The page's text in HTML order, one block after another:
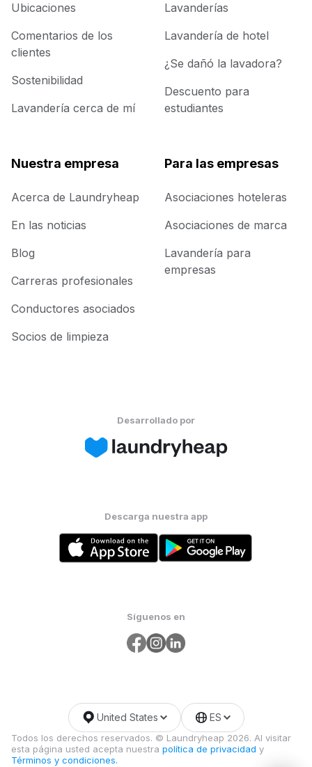
Ubicaciones
Comentarios de los
clientes
Sostenibilidad
Lavandería cerca de mí
Lavanderías
Lavandería de hotel
¿Se dañó la lavadora?
Descuento para
estudiantes
Nuestra empresa
Acerca de Laundryheap
En las noticias
Blog
Carreras profesionales
Conductores asociados
Socios de limpieza
Para las empresas
Asociaciones hoteleras
Asociaciones de marca
Lavandería para
empresas
Desarrollado por
Descarga nuestra app
Síguenos en
Todos los derechos reservados. © Laundryheap 2026. Al visitar
esta página usted acepta nuestra política de privacidad y
Términos y condiciones.
United States ES